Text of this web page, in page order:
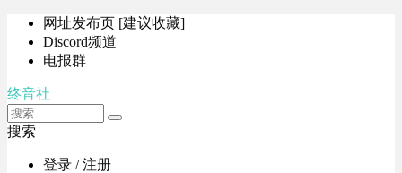
网址发布页 [建议收藏]
Discord频道
电报群
终音社
搜索
登录 / 注册